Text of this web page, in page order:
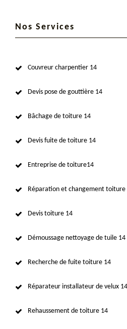
Nos Services
Couvreur charpentier 14
Devis pose de gouttière 14
Bâchage de toiture 14
Devis fuite de toiture 14
Entreprise de toiture14
Réparation et changement toiture
Devis toiture 14
Démoussage nettoyage de tuile 14
Recherche de fuite toiture 14
Réparateur installateur de velux 14
Rehaussement de toiture 14